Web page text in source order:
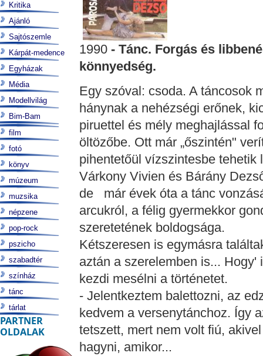
1990- Tánc. Forgás és
könnyedség.
Egy szóval: csoda. A táncosok
hánynak a nehézségi erőnek,
piruettel és mély meghajlással
öltözőbe. Ott már „őszintén"
pihentetőül vízszintesbe tehetik
Várkony Vivien és Bárány
de már évek óta a tánc
arcukról, a félig gyermekkor
szeretetének boldogsága.
Kétszeresen is egymásra
aztán a szerelemben is...
kezdi mesélni a történetet.
- Jelentkeztem balettozni, az
kedvem a versenytánchoz. Így
tetszett, mert nem volt fiú,
hagyni, amikor...
Kritika
Ajánló
Sajtószemle
Kárpát-medence
Egyházak
Média
Modellvilág
Bim-Bam
film
fotó
könyv
múzeum
muzsika
népzene
pop-rock
pszicho
szabadtér
színház
tánc
tárlat
PARTNER
OLDALAK